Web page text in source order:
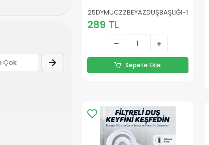
Tasarruflu El Duşu
25DYMUCZZBEYAZDUŞBAŞLIĞI-1
289 TL
Sepete Ekle